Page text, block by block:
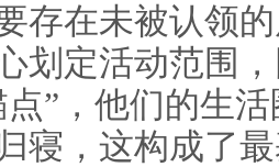
存在未被认领
划定活动范围
点”，他们的生
寝，这构成了